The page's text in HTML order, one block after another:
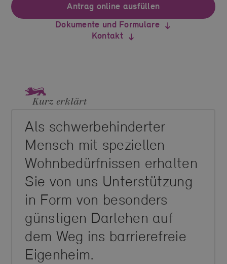
Antrag online ausfüllen
Dokumente und Formulare
Kontakt
Kurz erklärt
Als schwerbehinderter
Mensch mit speziellen
Wohnbedürfnissen erhalten
Sie von uns Unterstützung
in Form von besonders
günstigen Darlehen auf
dem Weg ins barrierefreie
Eigenheim.